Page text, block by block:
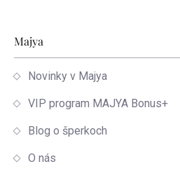
Zápätie
Majya
Novinky v Majya
VIP program MAJYA Bonus+
Blog o šperkoch
O nás